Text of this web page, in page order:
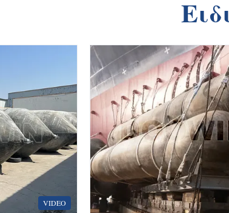
VIDEO